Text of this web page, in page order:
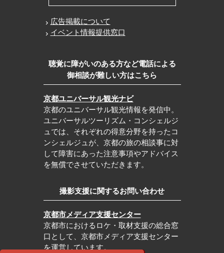
広告掲載について
イベント情報提供窓口
聴覚に障がいのある方など電話による
御相談が難しい方はこちら
京都ユニバーサル観光ナビ
京都のユニバーサル観光情報を発信中。
ユニバーサルツーリズム・コンシェルジ
ュでは、それぞれの得意分野を持ったコ
ンシェルジュが、京都の旅の相談事に対
して障害にあった注意事項やアドバイス
を無償でさせていただきます。
撮影支援に関するお問い合わせ
京都市メディア支援センター
京都市におけるロケ・取材支援の総合窓
口として、京都市メディア支援センター
を運営しています。